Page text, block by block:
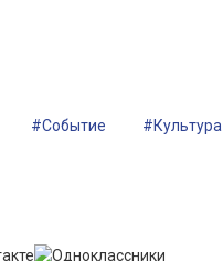
#Событие #Культура